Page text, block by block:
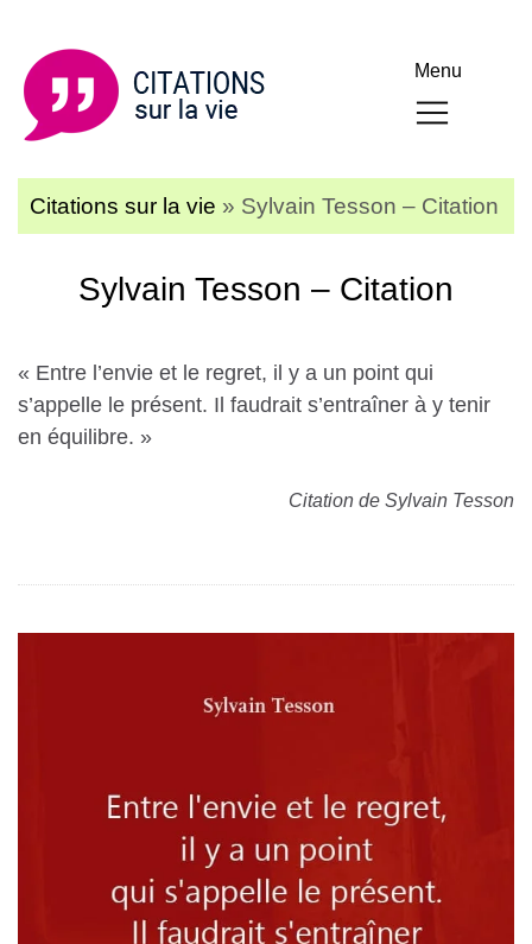
Menu
Citations sur la vie » Sylvain Tesson – Citation
Sylvain Tesson – Citation
« Entre l’envie et le regret, il y a un point qui
s’appelle le présent. Il faudrait s’entraîner à y tenir
en équilibre. »
Citation de Sylvain Tesson